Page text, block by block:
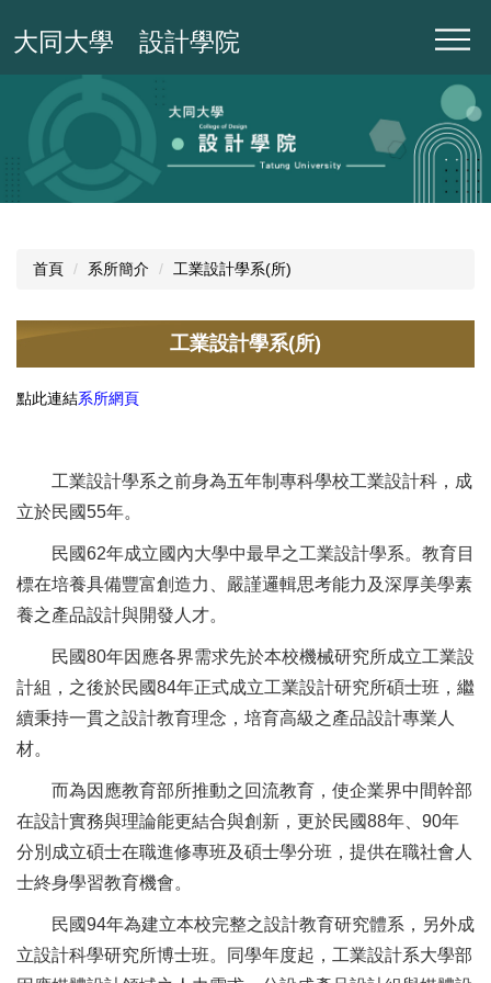
到
大同大學 設計學院
首頁 系所簡介 工業設計學系(所)
工業設計學系(所)
點此連結系所網頁
工業設計學系之前身為五年制專科學校工業設計科，成
立於民國55年。
民國62年成立國內大學中最早之工業設計學系。 教育目
標在培養具備豐富創造力、嚴謹邏輯思考能力及深厚美學素
養之產品設計與開發人才。
民國80年因應各界需求先於本校機械研究所成立工業設
計組，之後於民國84年正式成立工業設計研究所碩士班，繼
續秉持一貫之設計教育理念，培育高級之產品設計專業人
材。
而為因應教育部所推動之回流教育，使企業界中間幹部
在設計實務與理論能更結合與創新，更於民國88年、90年
分別成立碩士在職進修專班及碩士學分班，提供在職社會人
士終身學習教育機會。
民國94年為建立本校完整之設計教育研究體系，另外成
立設計科學研究所博士班。同學年度起，工業設計系大學部